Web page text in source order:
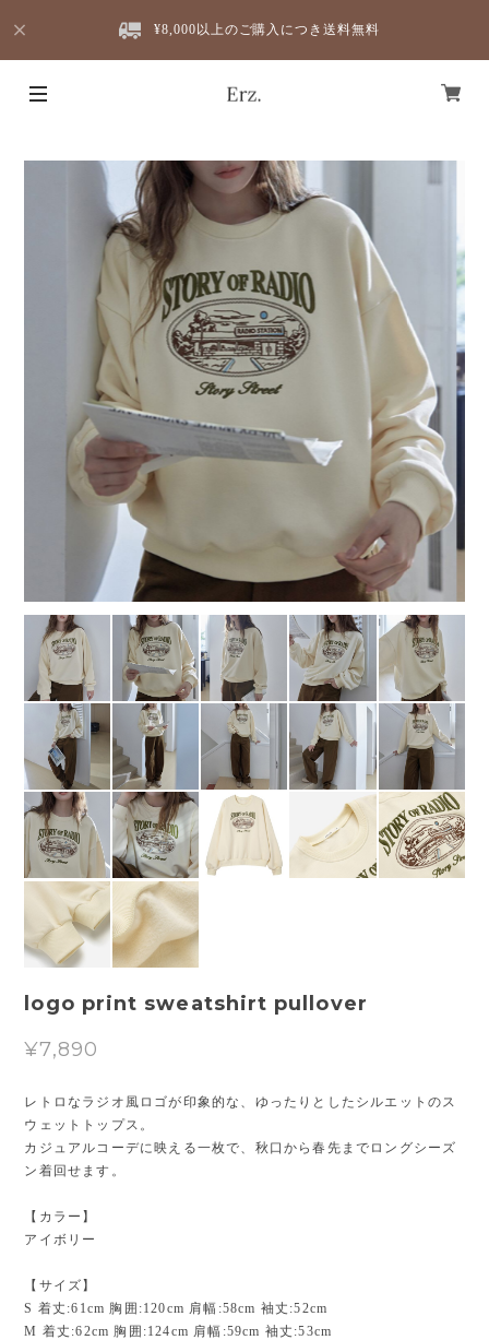
¥8,000以上のご購入につき送料無料
logo print sweatshirt pullover
¥7,890
レトロなラジオ風ロゴが印象的な、ゆったりとしたシルエットのス
ウェットトップス。
カジュアルコーデに映える一枚で、秋口から春先までロングシーズ
ン着回せます。
【カラー】
アイボリー
【サイズ】
S 着丈:61cm 胸囲:120cm 肩幅:58cm 袖丈:52cm
M 着丈:62cm 胸囲:124cm 肩幅:59cm 袖丈:53cm